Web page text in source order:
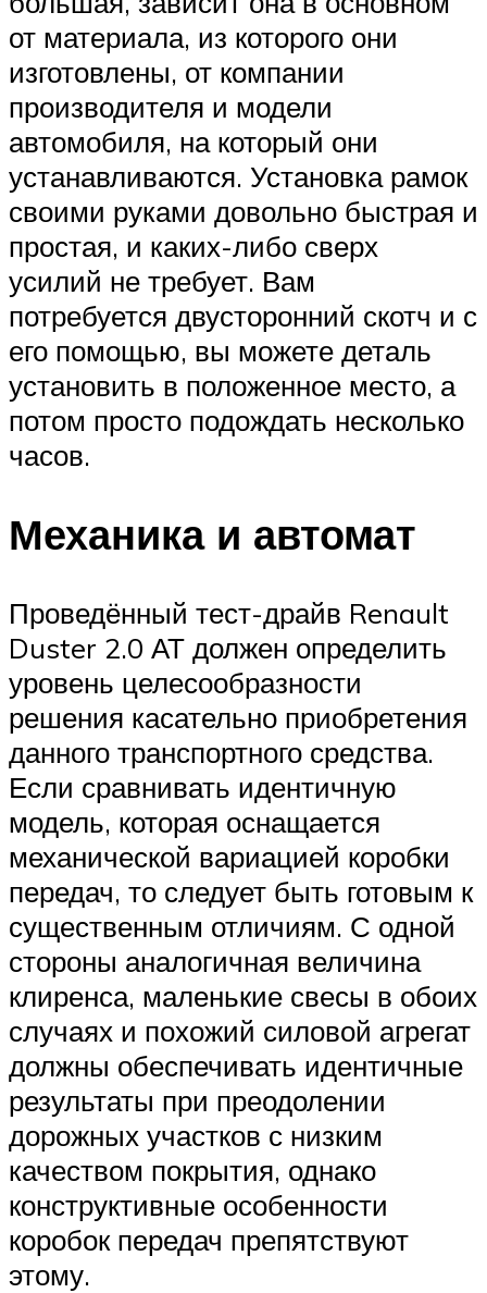
от материала, из которого они
изготовлены, от компании
производителя и модели
автомобиля, на который они
устанавливаются. Установка рамок
своими руками довольно быстрая и
простая, и каких-либо сверх
усилий не требует. Вам
потребуется двусторонний скотч и с
его помощью, вы можете деталь
установить в положенное место, а
потом просто подождать несколько
часов.
Механика и автомат
Проведённый тест-драйв Renault
Duster 2.0 АТ должен определить
уровень целесообразности
решения касательно приобретения
данного транспортного средства.
Если сравнивать идентичную
модель, которая оснащается
механической вариацией коробки
передач, то следует быть готовым к
существенным отличиям. С одной
стороны аналогичная величина
клиренса, маленькие свесы в обоих
случаях и похожий силовой агрегат
должны обеспечивать идентичные
результаты при преодолении
дорожных участков с низким
качеством покрытия, однако
конструктивные особенности
коробок передач препятствуют
этому.